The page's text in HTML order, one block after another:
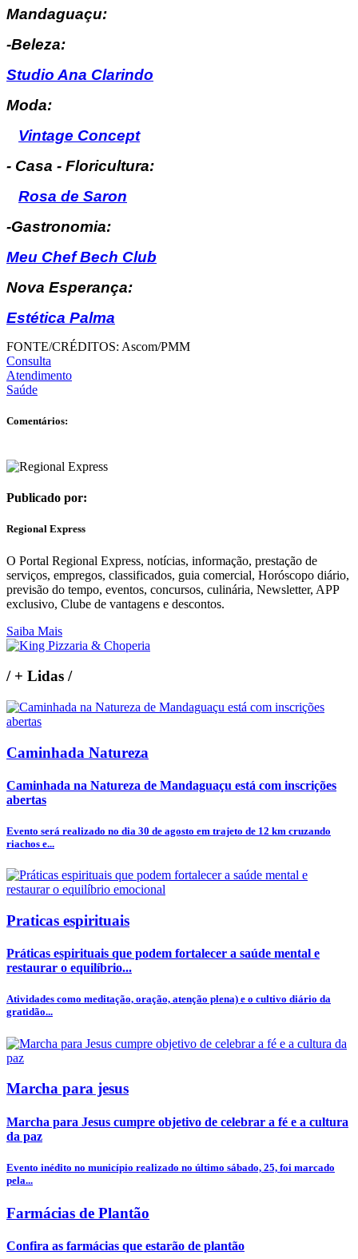
Mandaguaçu:
-Beleza:
Studio Ana Clarindo
Moda:
Vintage Concept
- Casa - Floricultura:
Rosa de Saron
-Gastronomia:
Meu Chef Bech Club
Nova Esperança:
Estética Palma
FONTE/CRÉDITOS: Ascom/PMM
Consulta
Atendimento
Saúde
Comentários:
Publicado por:
Regional Express
O Portal Regional Express, notícias, informação, prestação de
serviços, empregos, classificados, guia comercial, Horóscopo diário,
previsão do tempo, eventos, concursos, culinária, Newsletter, APP
exclusivo, Clube de vantagens e descontos.
Saiba Mais
/+ Lidas /
Caminhada Natureza
Caminhada na Natureza de Mandaguaçu está com inscrições
abertas
Evento será realizado no dia 30 de agosto em trajeto de 12 km cruzando
riachos e...
Praticas espirituais
Práticas espirituais que podem fortalecer a saúde mental e
restaurar o equilíbrio...
Atividades como meditação, oração, atenção plena) e o cultivo diário da
gratidão...
Marcha para jesus
Marcha para Jesus cumpre objetivo de celebrar a fé e a cultura
da paz
Evento inédito no município realizado no último sábado, 25, foi marcado
pela...
Farmácias de Plantão
Confira as farmácias que estarão de plantão